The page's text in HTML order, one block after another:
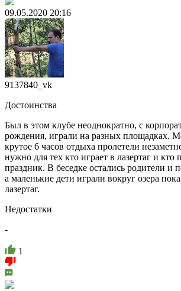
09.05.2020 20:16
9137840_vk
Достоинства
Был в этом клубе неоднократно, с
рождения, играли на разных площадках.
крутое 6 часов отдыха пролетели
нужно для тех кто играет в лазертаг и кто
праздник. В беседке остались родители
а маленькие дети играли вокруг озера
лазертаг.
Недостатки
-
1